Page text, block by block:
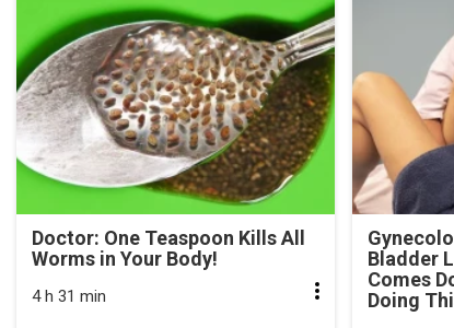
Doctor: One Teaspoon Kills All
Worms in Your Body!
4 h 31 min
Bladder
Comes
Doing